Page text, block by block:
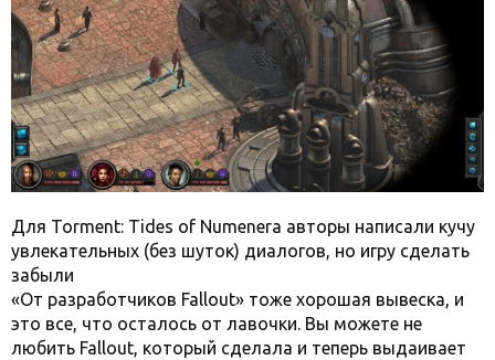
Для Torment: Tides of Numenera авторы написали кучу
увлекательных (без шуток) диалогов, но игру сделать
забыли
«От разработчиков Fallout» тоже хорошая вывеска, и
это все, что осталось от лавочки. Вы можете не
любить Fallout, который сделала и теперь выдаивает